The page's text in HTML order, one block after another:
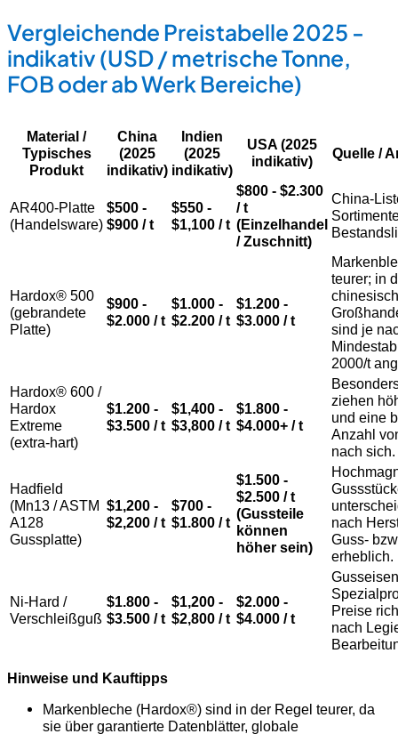
Vergleichende Preistabelle 2025 -
indikativ (USD / metrische Tonne,
FOB oder ab Werk Bereiche)
Material /
Typisches
Produkt
China
(2025
indikativ)
Indien
(2025
indikativ)
USA (2025
indikativ)
Quelle /
AR400-Platte
(Handelsware)
$500 -
$900 / t
$550 -
$1,100 / t
$800 - $2.300
/ t
(Einzelhandel
/ Zuschnitt)
China-
Hardox® 500
(gebrandete
Platte)
$900 -
$2.000 / t
$1.000 -
$2.200 / t
$1.200 -
$3.000 / t
teurer; in
sind je
2000/t
Hardox® 600 /
Hardox
Extreme
(extra-hart)
$1.200 -
$3.500 / t
$1,400 -
$3,800 / t
$1.800 -
$4.000+ / t
ziehen
und eine
Anzahl
nach sich.
Hadfield
(Mn13 / ASTM
A128
Gussplatte)
$1,200 -
$2,200 / t
$700 -
$1.800 / t
$1.500 -
$2.500 / t
(Gussteile
können
höher sein)
nach
Guss-
erheblich.
Ni-Hard /
Verschleißguß
$1.800 -
$3.500 / t
$1,200 -
$2,800 / t
$2.000 -
$4.000 / t
Preise
nach
Hinweise und Kauftipps
Markenbleche (Hardox®) sind in der Regel teurer, da
sie über garantierte Datenblätter, globale